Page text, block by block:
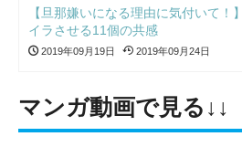
【旦那嫌いになる理由に気付いて！
イラさせる11個の共感
2019年09月19日 2019年09月24日
マンガ動画で見る↓↓